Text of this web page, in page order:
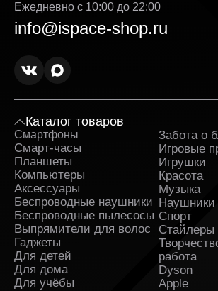
Ежедневно с 10:00 до 22:00
info@ispace-shop.ru
Каталог товаров
Смартфоны
Смарт-часы
Планшеты
Компьютеры
Аксессуары
Беспроводные наушники
Беспроводные пылесосы
Выпрямители для волос
Гаджеты
Для детей
Для дома
Для учёбы
Забота о
Игровые
Игрушки
Красота
Музыка
Наушники
Спорт
Стайлеры
работа
Dyson
Apple